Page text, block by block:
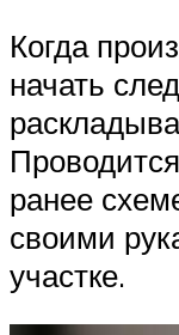
Когда
начать
ранее
своими
участке.